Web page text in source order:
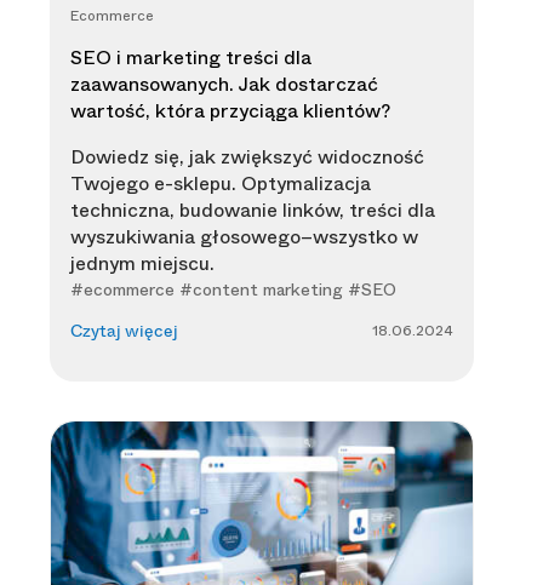
Ecommerce
SEO i marketing treści dla
zaawansowanych. Jak dostarczać
wartość, która przyciąga klientów?
Dowiedz się, jak zwiększyć widoczność
Twojego e-sklepu. Optymalizacja
techniczna, budowanie linków, treści dla
wyszukiwania głosowego–wszystko w
jednym miejscu.
#ecommerce #content marketing #SEO
Czytaj więcej 18.06.2024